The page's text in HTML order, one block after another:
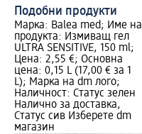
Подобни продукти
Марка: Balea med; Име на
продукта: Измиващ гел
ULTRA SENSITIVE, 150 ml;
Цена: 2,55 €; Основна
цена: 0,15 L (17,00 € за 1
L); Марка на dm лого;
Наличност: Статус зелен
Налично за доставка,
Статус сив Изберете dm
магазин